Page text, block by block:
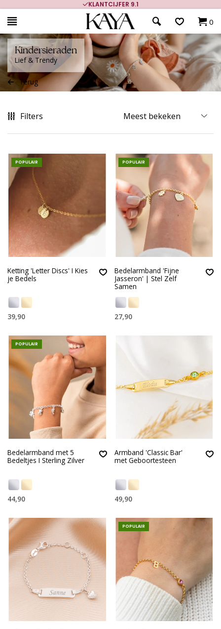
0
Kindersieraden
Lief & Trendy
Terug
Filters
POPULAIR
Ketting 'Letter Discs' I Kies
je Bedels
39,90
POPULAIR
Bedelarmband 'Fijne
Jasseron' | Stel Zelf
Samen
27,90
POPULAIR
Bedelarmband met 5
Bedeltjes I Sterling Zilver
44,90
Armband 'Classic Bar'
met Geboortesteen
49,90
POPULAIR